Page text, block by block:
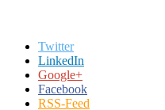
Twitter
LinkedIn
Google+
Facebook
RSS-Feed